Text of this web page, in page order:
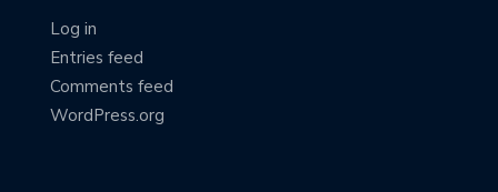
Log in
Entries feed
Comments feed
WordPress.org